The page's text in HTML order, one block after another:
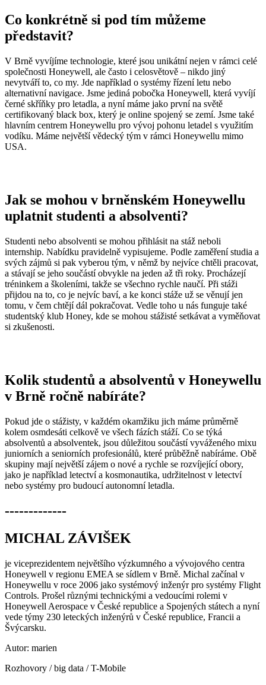
Co konkrétně si pod tím můžeme
představit?
V Brně vyvíjíme technologie, které jsou unikátní nejen v rámci celé
společnosti Honeywell, ale často i celosvětově – nikdo jiný
nevytváří to, co my. Jde například o systémy řízení letu nebo
alternativní navigace. Jsme jediná pobočka Honeywell, která vyvíjí
černé skříňky pro letadla, a nyní máme jako první na světě
certifikovaný black box, který je online spojený se zemí. Jsme také
hlavním centrem Honeywellu pro vývoj pohonu letadel s využitím
vodíku. Máme největší vědecký tým v rámci Honeywellu mimo
USA.
Jak se mohou v brněnském Honeywellu
uplatnit studenti a absolventi?
Studenti nebo absolventi se mohou přihlásit na stáž neboli
internship. Nabídku pravidelně vypisujeme. Podle zaměření studia a
svých zájmů si pak vyberou tým, v němž by nejvíce chtěli pracovat,
a stávají se jeho součástí obvykle na jeden až tři roky. Procházejí
tréninkem a školeními, takže se všechno rychle naučí. Při stáži
přijdou na to, co je nejvíc baví, a ke konci stáže už se věnují jen
tomu, v čem chtějí dál pokračovat. Vedle toho u nás funguje také
studentský klub Honey, kde se mohou stážisté setkávat a vyměňovat
si zkušenosti.
Kolik studentů a absolventů v Honeywellu
v Brně ročně nabíráte?
Pokud jde o stážisty, v každém okamžiku jich máme průměrně
kolem osmdesáti celkově ve všech fázích stáží. Co se týká
absolventů a absolventek, jsou důležitou součástí vyváženého mixu
juniorních a seniorních profesionálů, které průběžně nabíráme. Obě
skupiny mají největší zájem o nové a rychle se rozvíjející obory,
jako je například letectví a kosmonautika, udržitelnost v letectví
nebo systémy pro budoucí autonomní letadla.
-------------
MICHAL ZÁVIŠEK
je viceprezidentem největšího výzkumného a vývojového centra
Honeywell v regionu EMEA se sídlem v Brně. Michal začínal v
Honeywellu v roce 2006 jako systémový inženýr pro systémy Flight
Controls. Prošel různými technickými a vedoucími rolemi v
Honeywell Aerospace v České republice a Spojených státech a nyní
vede týmy 230 leteckých inženýrů v České republice, Francii a
Švýcarsku.
Autor: marien
Rozhovory / big data / T-Mobile